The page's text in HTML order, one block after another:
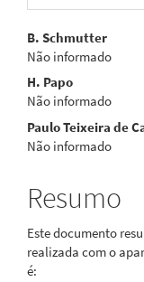
Conteúdo
do
artigo
principal
B. Schmutter
Não informado
H. Papo
Não informado
Paulo Teixeira de
Não informado
Resumo
Este documento
realizada com o
é: